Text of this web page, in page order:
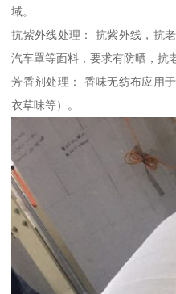
域。
抗紫外线处理： 抗紫外线，抗
汽车罩等面料，要求有防晒，抗
芳香剂处理： 香味无纺布应用
衣草味等）。